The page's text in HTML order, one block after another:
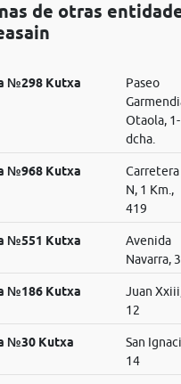
de otras
№298 Kutxa
Paseo
Otaola, 1-
dcha.
№968 Kutxa
Carretera
N, 1 Km.,
419
№551 Kutxa
Avenida
Navarra,
№186 Kutxa
Juan
12
№30 Kutxa
San
14